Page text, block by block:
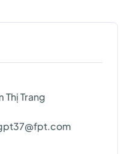
Thị Trang